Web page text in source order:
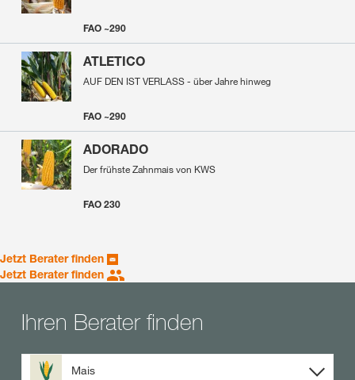
FAO ~290
ATLETICO
AUF DEN IST VERLASS - über Jahre hinweg
FAO ~290
ADORADO
Der frühste Zahnmais von KWS
FAO 230
Jetzt Berater finden
Jetzt Berater finden
Ihren Berater finden
Mais